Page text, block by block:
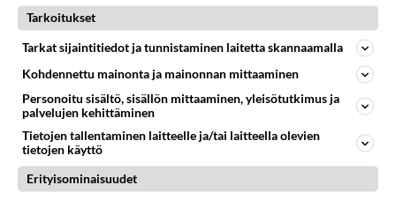
Äänestä
Nippeli10
2017-01-03 11:25:39
Äänestä
Tarkoitukset
Tarkat sijaintitiedot ja tunnistaminen laitetta skannaamalla
Kohdennettu mainonta ja mainonnan mittaaminen
Personoitu sisältö, sisällön mittaaminen, yleisötutkimus ja
palvelujen kehittäminen
Tietojen tallentaminen laitteelle ja/tai laitteella olevien
tietojen käyttö
Erityisominaisuudet